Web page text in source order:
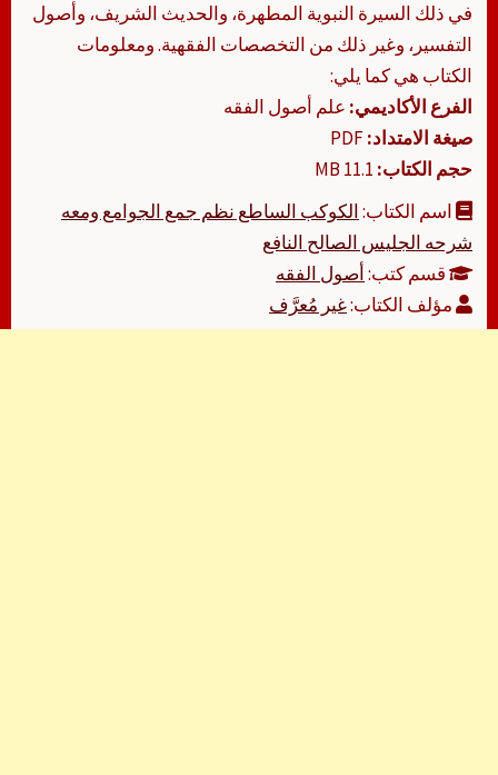
في ذلك السيرة النبوية المطهرة، والحديث الشريف، وأصول
التفسير، وغير ذلك من التخصصات الفقهية. ومعلومات
الكتاب هي كما يلي:
الفرع الأكاديمي: علم أصول الفقه
صيغة الامتداد:
حجم الكتاب:
اسم الكتاب:الكوكب الساطع نظم جمع الجوامع ومعه
شرحه الجليس الصالح النافع
قسم كتب:أصول الفقه
مؤلف الكتاب:غير مُعرَّف